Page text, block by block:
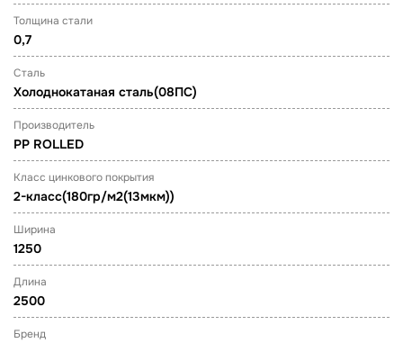
Толщина стали
0,7
Сталь
Холоднокатаная сталь(08ПС)
Производитель
PP ROLLED
Класс цинкового покрытия
2-класс(180гр/м2(13мкм))
Ширина
1250
Длина
2500
Бренд